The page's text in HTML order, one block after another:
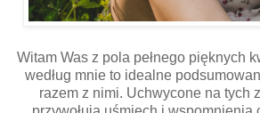
Witam Was z pola pełnego pięknych
według mnie to idealne
razem z nimi. Uchwycone na tych